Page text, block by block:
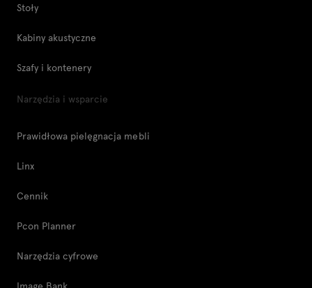
Stoły
Kabiny akustyczne
Szafy i kontenery
Narzędzia i wsparcie
Prawidłowa pielęgnacja mebli
Linx
Cennik
Pcon Planner
Narzędzia cyfrowe